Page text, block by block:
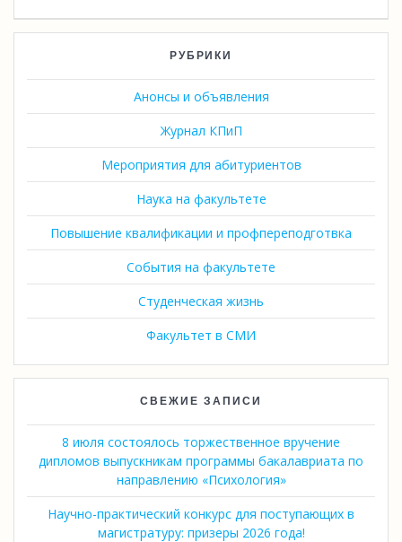
РУБРИКИ
Анонсы и объявления
Журнал КПиП
Мероприятия для абитуриентов
Наука на факультете
Повышение квалификации и профпереподготвка
События на факультете
Студенческая жизнь
Факультет в СМИ
СВЕЖИЕ ЗАПИСИ
8 июля состоялось торжественное вручение
дипломов выпускникам программы бакалавриата по
направлению «Психология»
Научно-практический конкурс для поступающих в
магистратуру: призеры 2026 года!